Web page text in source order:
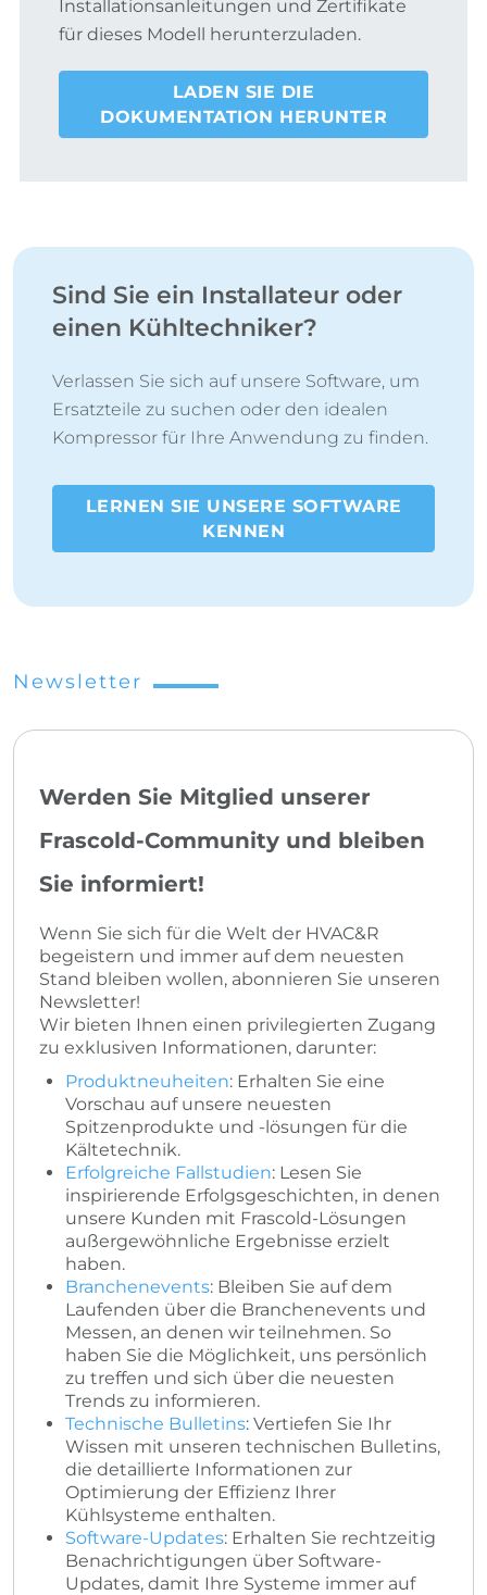
Installationsanleitungen und Zertifikate
für dieses Modell herunterzuladen.
LADEN SIE DIE
DOKUMENTATION HERUNTER
Sind Sie ein Installateur oder
einen Kühltechniker?
Verlassen Sie sich auf unsere Software, um
Ersatzteile zu suchen oder den idealen
Kompressor für Ihre Anwendung zu finden.
LERNEN SIE UNSERE SOFTWARE
KENNEN
Newsletter
Werden Sie Mitglied unserer
Frascold-Community und bleiben
Sie informiert!
Wenn Sie sich für die Welt der HVAC&R
begeistern und immer auf dem neuesten
Stand bleiben wollen, abonnieren Sie unseren
Newsletter!
Wir bieten Ihnen einen privilegierten Zugang
zu exklusiven Informationen, darunter:
Produktneuheiten: Erhalten Sie eine
Vorschau auf unsere neuesten
Spitzenprodukte und -lösungen für die
Kältetechnik.
Erfolgreiche Fallstudien: Lesen Sie
inspirierende Erfolgsgeschichten, in denen
unsere Kunden mit Frascold-Lösungen
außergewöhnliche Ergebnisse erzielt
haben.
Branchenevents: Bleiben Sie auf dem
Laufenden über die Branchenevents und
Messen, an denen wir teilnehmen. So
haben Sie die Möglichkeit, uns persönlich
zu treffen und sich über die neuesten
Trends zu informieren.
Technische Bulletins: Vertiefen Sie Ihr
Wissen mit unseren technischen Bulletins,
die detaillierte Informationen zur
Optimierung der Effizienz Ihrer
Kühlsysteme enthalten.
Software-Updates: Erhalten Sie rechtzeitig
Benachrichtigungen über Software-
Updates, damit Ihre Systeme immer auf